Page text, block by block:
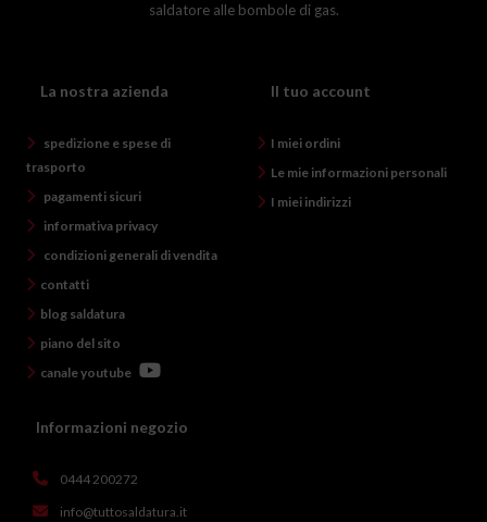
saldatore alle bombole di gas.
La nostra azienda
spedizione e spese di
trasporto
pagamenti sicuri
informativa privacy
condizioni generali di vendita
contatti
blog saldatura
piano del sito
canale youtube
Il tuo account
I miei ordini
Le mie informazioni personali
I miei indirizzi
Informazioni negozio
0444 200272
info@tuttosaldatura.it